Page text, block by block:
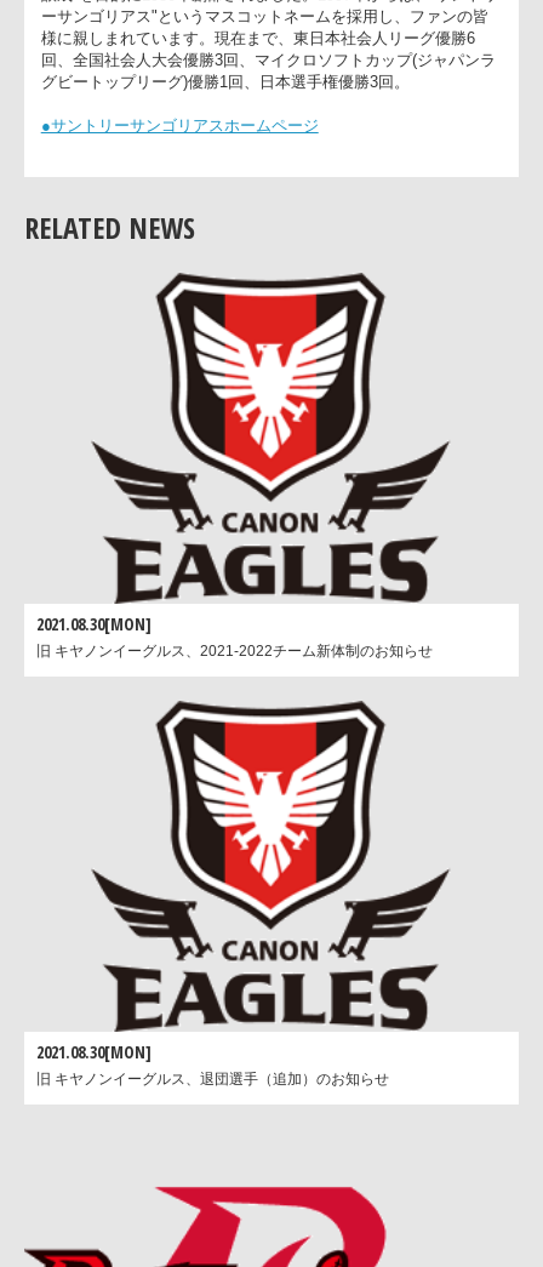
大規模な水源を必要とせず、比較的簡単な工事で、農業用水の
水施設など小さな水源で発電できます。
サントリーラグビー部「サンゴリアス」について
“スポーツを通じた健やかな明るい社会づくりへの貢献、および
様に親しまれています。現在まで、東日本社会人リーグ優勝6
回、全国社会人大会優勝3回、マイクロソフトカップ(ジャパン
●サントリーサンゴリアスホームページ
RELATED NEWS
2021.08.30[MON]
旧 キヤノンイーグルス、2021-2022チーム新体制のお知らせ
2021.08.30[MON]
旧 キヤノンイーグルス、退団選手（追加）のお知らせ